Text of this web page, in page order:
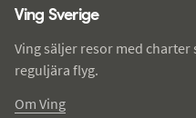
Ving Sverige
Ving säljer resor med
reguljära flyg.
Om Ving